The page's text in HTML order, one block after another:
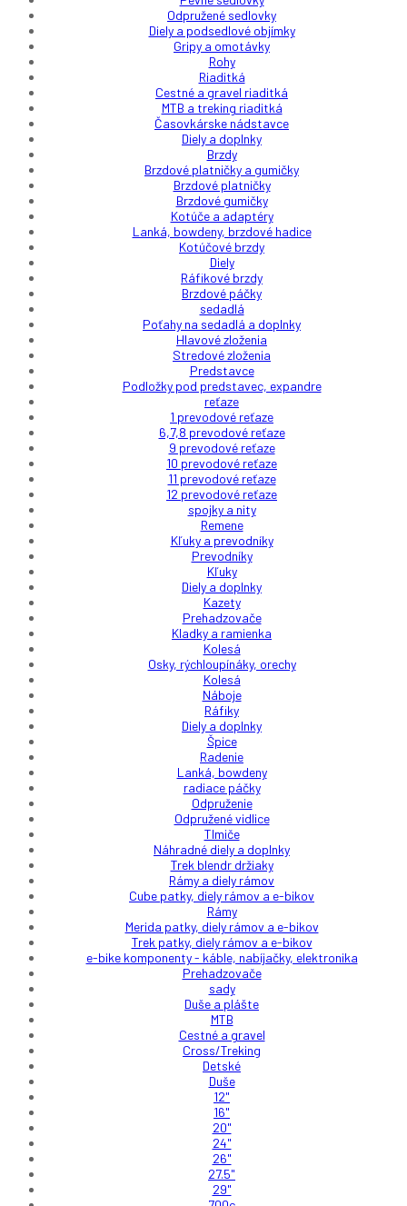
Odpružené sedlovky
Diely a podsedlové objímky
Gripy a omotávky
Rohy
Riaditká
Cestné a gravel riaditká
MTB a treking riaditká
Časovkárske nádstavce
Diely a doplnky
Brzdy
Brzdové platničky a gumičky
Brzdové platničky
Brzdové gumičky
Kotúče a adaptéry
Lanká, bowdeny, brzdové hadice
Kotúčové brzdy
Diely
Ráfikové brzdy
Brzdové páčky
sedadlá
Poťahy na sedadlá a doplnky
Hlavové zloženia
Stredové zloženia
Predstavce
Podložky pod predstavec, expandre
reťaze
1 prevodové reťaze
6,7,8 prevodové reťaze
9 prevodové reťaze
10 prevodové reťaze
11 prevodové reťaze
12 prevodové reťaze
spojky a nity
Remene
Kľuky a prevodníky
Prevodníky
Kľuky
Diely a doplnky
Kazety
Prehadzovače
Kladky a ramienka
Kolesá
Osky, rýchloupínáky, orechy
Kolesá
Náboje
Ráfiky
Diely a doplnky
Špice
Radenie
Lanká, bowdeny
radiace páčky
Odpruženie
Odpružené vidlice
Tlmiče
Náhradné diely a doplnky
Trek blendr držiaky
Rámy a diely rámov
Cube patky, diely rámov a e-bikov
Rámy
Merida patky, diely rámov a e-bikov
Trek patky, diely rámov a e-bikov
e-bike komponenty - káble, nabíjačky, elektronika
Prehadzovače
sady
Duše a plášte
MTB
Cestné a gravel
Cross/Treking
Detské
Duše
12"
16"
20"
24"
26"
27.5"
29"